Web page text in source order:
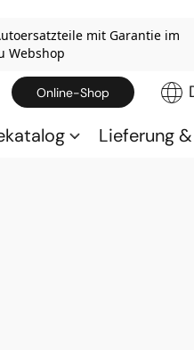
mit Garantie im
Webshop
Online-Shop
Lieferung